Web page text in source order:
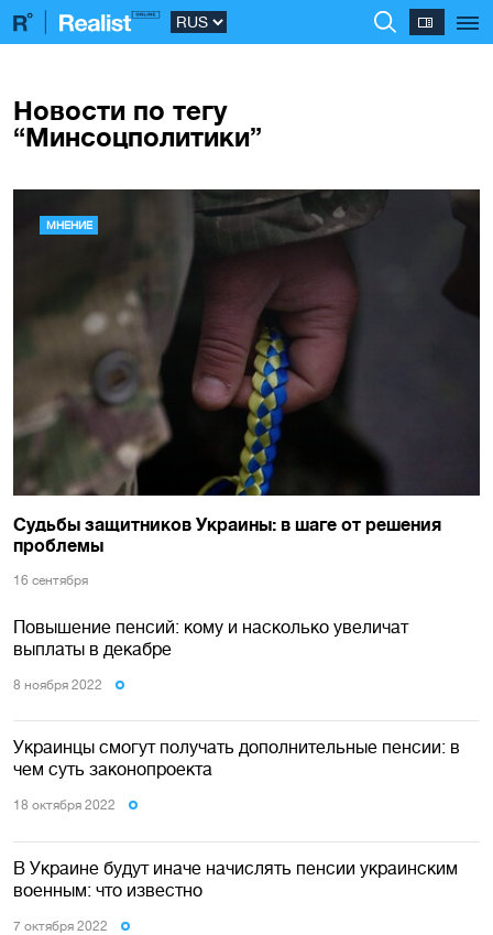
Новости по тегу
“Минсоцполитики”
МНЕНИЕ
Судьбы защитников Украины: в шаге от решения
проблемы
16 сентября
Повышение пенсий: кому и насколько увеличат
выплаты в декабре
8 ноября 2022
Украинцы смогут получать дополнительные пенсии: в
чем суть законопроекта
18 октября 2022
В Украине будут иначе начислять пенсии украинским
военным: что известно
7 октября 2022